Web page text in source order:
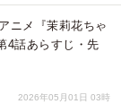
ニメ『茉莉花ちゃ
4話あらすじ・先
2026年05月01日 03時